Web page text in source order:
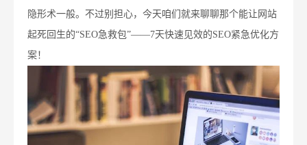
隐形术一般。不过别担心，今天咱们就来聊聊那个能让网站
起死回生的“SEO急救包”——7天快速见效的SEO紧急优化方
案！